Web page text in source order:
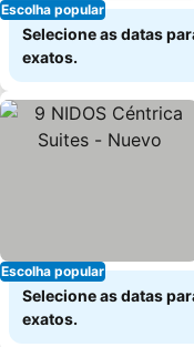
Escolha popular
Selecione as datas
exatos.
Escolha popular
Selecione as datas
exatos.